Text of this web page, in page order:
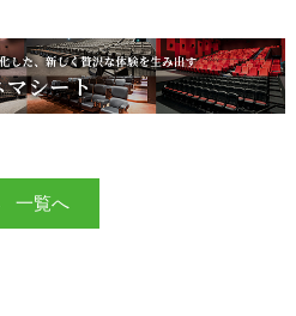
一覧へ